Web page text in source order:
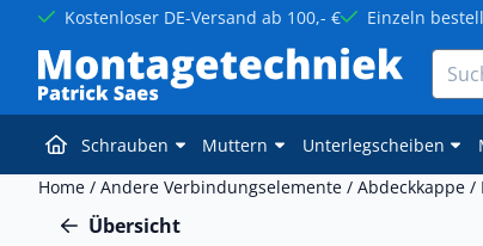
Cookie-Einstellungen sind derzeit geschlossen.
Kostenloser DE-Versand ab 100,- € Einzeln
Suche
Schrauben Muttern Unterlegscheiben
Home / Andere Verbindungselemente / Abdeckkappe /
Übersicht